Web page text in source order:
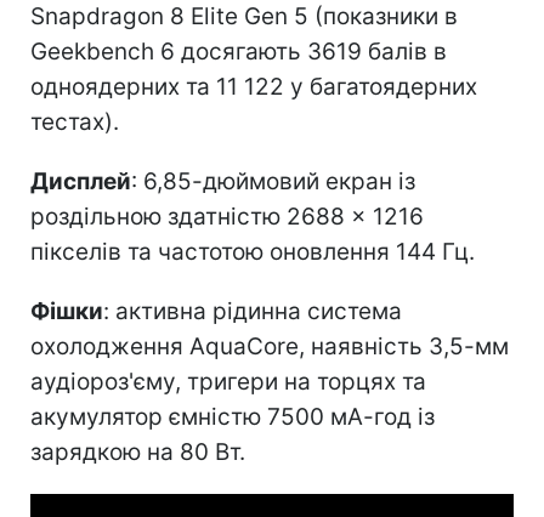
Snapdragon 8 Elite Gen 5 (показники в
Geekbench 6 досягають 3619 балів в
одноядерних та 11 122 у багатоядерних
тестах).
Дисплей: 6,85-дюймовий екран із
роздільною здатністю 2688 × 1216
пікселів та частотою оновлення 144 Гц.
Фішки: активна рідинна система
охолодження AquaCore, наявність 3,5-мм
аудіороз'єму, тригери на торцях та
акумулятор ємністю 7500 мА-год із
зарядкою на 80 Вт.